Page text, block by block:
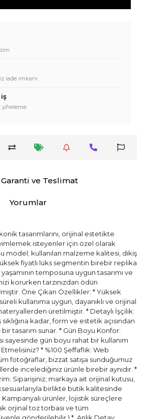
iade imkanı
şifreleme
Garanti ve Teslimat
Yorumlar
tasarımlarını, orijinal estetikte
isteyenler için özel olarak
model; kullanılan malzeme kalitesi, dikiş
fiyatlı lüks segmentin birebir replika
yaşamının temposuna uygun tasarımı ve
korurken tarzınızdan ödün
Öne Çıkan Özellikler: * Yüksek
kullanıma uygun, dayanıklı ve orijinal
üretilmiştir. * Detaylı İşçilik:
kadar, form ve estetik açısından
tasarım sunar. * Gün Boyu Konfor:
sayesinde gün boyu rahat bir kullanım
* %100 Şeffaflık: Web
fotoğraflar, bizzat satışa sunduğumuz
incelediğiniz ürünle birebir aynıdır. *
Siparişiniz; markaya ait orijinal kutusu,
birlikte butik kalitesinde
ürünler, lojistik süreçlere
orjinal toz torbası ve tüm